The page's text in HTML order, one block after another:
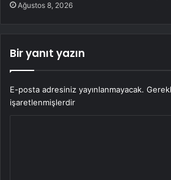
Ağustos 8, 2026
Bir yanıt yazın
E-posta adresiniz yayınlanmayacak.
işaretlenmişlerdir